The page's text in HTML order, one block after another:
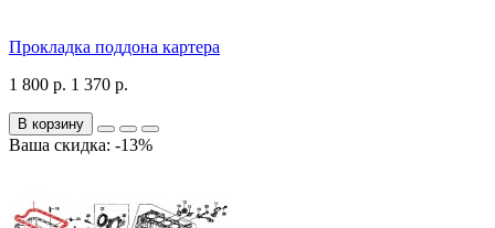
Прокладка поддона картера
1 800 р. 1 370 р.
В корзину
Ваша скидка: -13%